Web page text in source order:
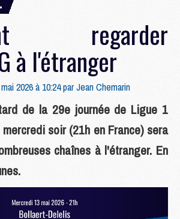
regarder
à l'étranger
2026 à 10:24 parJean Chemarin
de la 29e journée de Ligue 1
soir (21h en France) sera
chaînes à l'étranger. En